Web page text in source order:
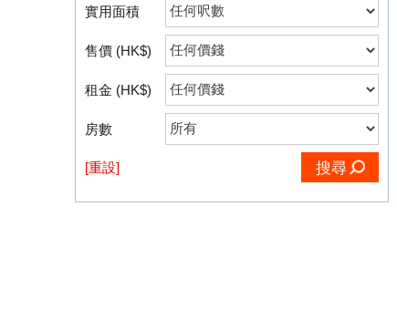
實用面積
售價 (HK$)
租金 (HK$)
房數
[重設] 搜尋